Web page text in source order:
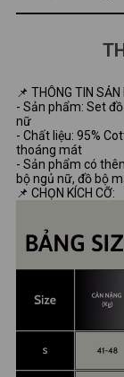
📌 THÔNG TIN SẢN
- Sản phẩm: Set
nữ
- Chất liệu: 95%
thoáng mát
- Sản phẩm có
bộ ngủ nữ, đồ bộ
📌 CHỌN KÍCH CỠ: